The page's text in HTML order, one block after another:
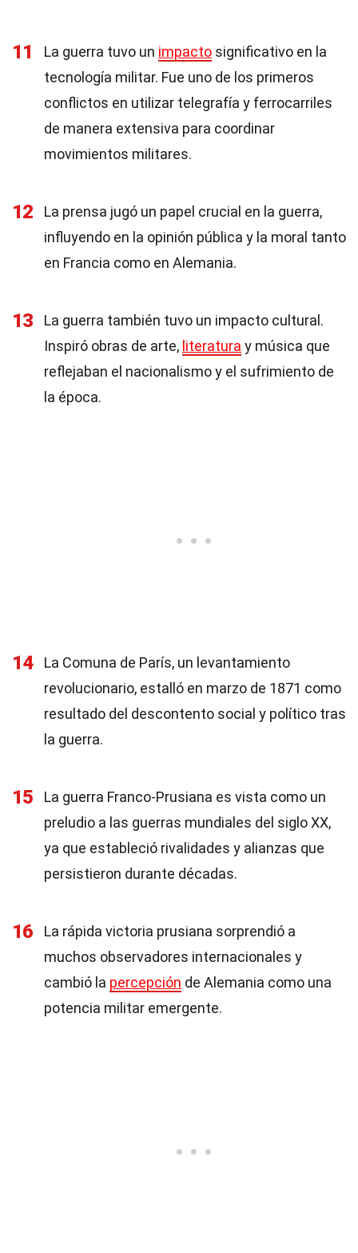
11 La guerra tuvo un impacto significativo en la
tecnología militar. Fue uno de los primeros
conflictos en utilizar telegrafía y ferrocarriles
de manera extensiva para coordinar
movimientos militares.
12
La prensa jugó un papel crucial en la guerra,
influyendo en la opinión pública y la moral tanto
en Francia como en Alemania.
13
La guerra también tuvo un impacto cultural.
Inspiró obras de arte, literatura y música que
reflejaban el nacionalismo y el sufrimiento de
la época.
14
La Comuna de París, un levantamiento
revolucionario, estalló en marzo de 1871 como
resultado del descontento social y político tras
la guerra.
15
La guerra Franco-Prusiana es vista como un
preludio a las guerras mundiales del siglo XX,
ya que estableció rivalidades y alianzas que
persistieron durante décadas.
16
La rápida victoria prusiana sorprendió a
muchos observadores internacionales y
cambió la percepción de Alemania como una
potencia militar emergente.